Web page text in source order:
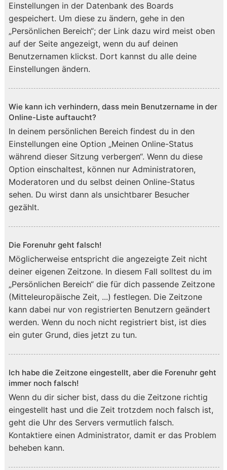
Einstellungen in der Datenbank des Boards
gespeichert. Um diese zu ändern, gehe in den
„Persönlichen Bereich“; der Link dazu wird meist oben
auf der Seite angezeigt, wenn du auf deinen
Benutzernamen klickst. Dort kannst du alle deine
Einstellungen ändern.
Wie kann ich verhindern, dass mein Benutzername in der
Online-Liste auftaucht?
In deinem persönlichen Bereich findest du in den
Einstellungen eine Option „Meinen Online-Status
während dieser Sitzung verbergen“. Wenn du diese
Option einschaltest, können nur Administratoren,
Moderatoren und du selbst deinen Online-Status
sehen. Du wirst dann als unsichtbarer Besucher
gezählt.
Die Forenuhr geht falsch!
Möglicherweise entspricht die angezeigte Zeit nicht
deiner eigenen Zeitzone. In diesem Fall solltest du im
„Persönlichen Bereich“ die für dich passende Zeitzone
(Mitteleuropäische Zeit, ...) festlegen. Die Zeitzone
kann dabei nur von registrierten Benutzern geändert
werden. Wenn du noch nicht registriert bist, ist dies
ein guter Grund, dies jetzt zu tun.
Ich habe die Zeitzone eingestellt, aber die Forenuhr geht
immer noch falsch!
Wenn du dir sicher bist, dass du die Zeitzone richtig
eingestellt hast und die Zeit trotzdem noch falsch ist,
geht die Uhr des Servers vermutlich falsch.
Kontaktiere einen Administrator, damit er das Problem
beheben kann.